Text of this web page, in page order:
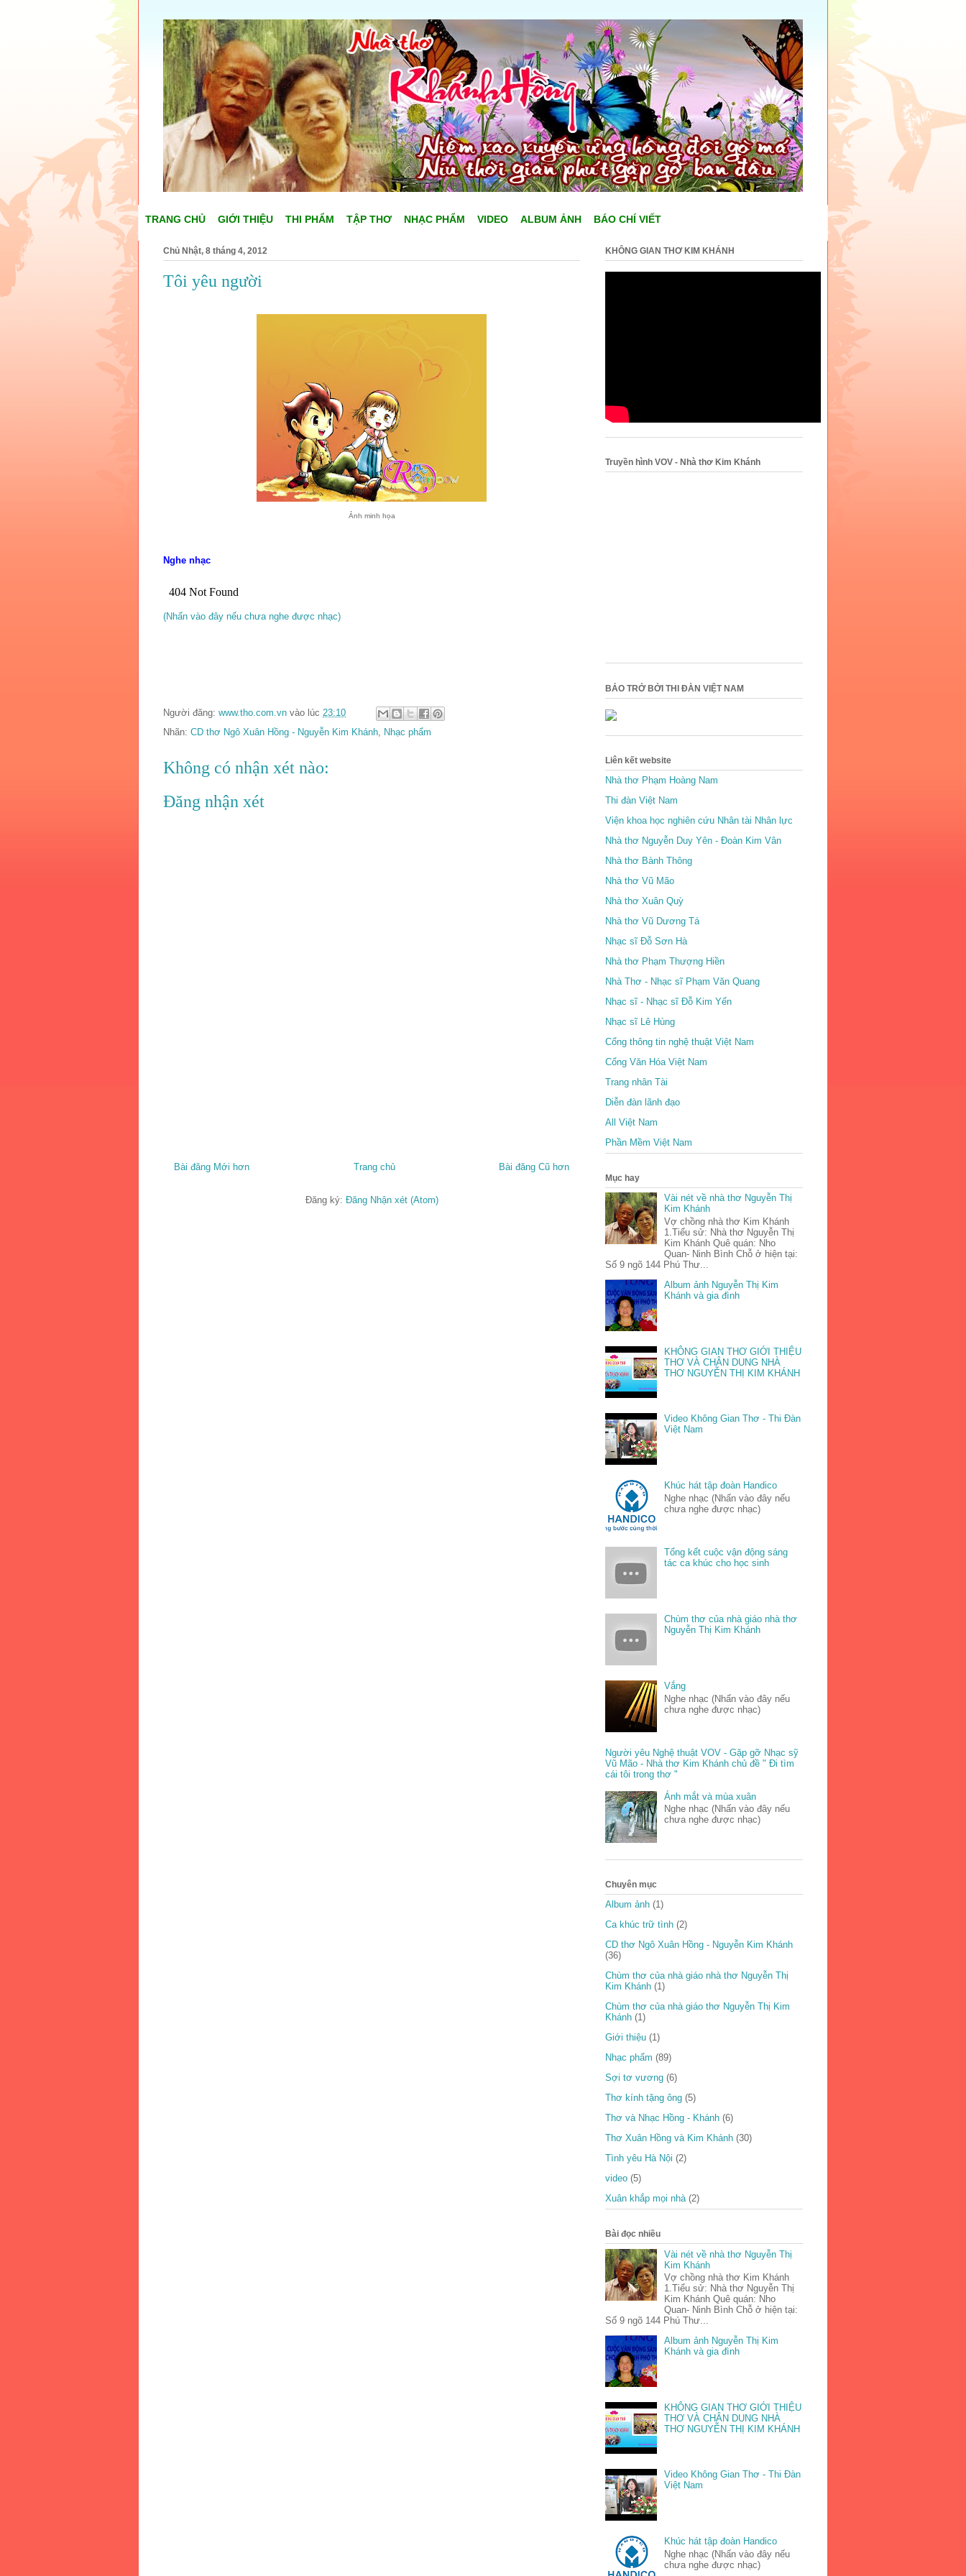
TRANG CHỦ GIỚI THIỆU THI PHẨM TẬP THƠ NHẠC PHẨM VIDEO ALBUM ẢNH BÁO CHÍ VIẾT
Chủ Nhật, 8 tháng 4, 2012
Tôi yêu người
Ảnh minh họa
Nghe nhạc
(Nhấn vào đây nếu chưa nghe được nhạc)
Người đăng: www.tho.com.vn vào lúc 23:10
Nhãn: CD thơ Ngô Xuân Hồng - Nguyễn Kim Khánh, Nhạc phẩm
Không có nhận xét nào:
Đăng nhận xét
Bài đăng Mới hơn Bài đăng Cũ hơn
Trang chủ
Đăng ký: Đăng Nhận xét (Atom)
KHÔNG GIAN THƠ KIM KHÁNH
Truyền hình VOV - Nhà thơ Kim Khánh
BẢO TRỞ BỞI THI ĐÀN VIỆT NAM
Liên kết website
Nhà thơ Phạm Hoàng Nam
Thi đàn Việt Nam
Viện khoa học nghiên cứu Nhân tài Nhân lực
Nhà thơ Nguyễn Duy Yên - Đoàn Kim Vân
Nhà thơ Bành Thông
Nhà thơ Vũ Mão
Nhà thơ Xuân Quỳ
Nhà thơ Vũ Dương Tá
Nhạc sĩ Đỗ Sơn Hà
Nhà thơ Phạm Thượng Hiền
Nhà Thơ - Nhạc sĩ Phạm Văn Quang
Nhạc sĩ - Nhạc sĩ Đỗ Kim Yến
Nhạc sĩ Lê Hùng
Cổng thông tin nghệ thuật Việt Nam
Cổng Văn Hóa Việt Nam
Trang nhân Tài
Diễn đàn lãnh đạo
All Việt Nam
Phần Mềm Việt Nam
Mục hay
Vài nét về nhà thơ Nguyễn Thị
Kim Khánh
Vợ chồng nhà thơ Kim Khánh
1.Tiểu sử: Nhà thơ Nguyễn Thị
Kim Khánh Quê quán: Nho
Quan- Ninh Bình Chỗ ở hiện tại:
Số 9 ngõ 144 Phú Thư...
Album ảnh Nguyễn Thị Kim
Khánh và gia đình
KHÔNG GIAN THƠ GIỚI THIỆU
THƠ VÀ CHÂN DUNG NHÀ
THƠ NGUYỄN THỊ KIM KHÁNH
Video Không Gian Thơ - Thi Đàn
Việt Nam
Khúc hát tập đoàn Handico
Nghe nhạc (Nhấn vào đây nếu
chưa nghe được nhạc)
Tổng kết cuộc vận động sáng
tác ca khúc cho học sinh
Chùm thơ của nhà giáo nhà thơ
Nguyễn Thị Kim Khánh
Vắng
Nghe nhạc (Nhấn vào đây nếu
chưa nghe được nhạc)
Người yêu Nghệ thuật VOV - Gặp gỡ Nhạc sỹ
Vũ Mão - Nhà thơ Kim Khánh chủ đề " Đi tìm
cái tôi trong thơ "
Ánh mắt và mùa xuân
Nghe nhạc (Nhấn vào đây nếu
chưa nghe được nhạc)
Chuyên mục
Album ảnh (1)
Ca khúc trữ tình (2)
CD thơ Ngô Xuân Hồng - Nguyễn Kim Khánh
(36)
Chùm thơ của nhà giáo nhà thơ Nguyễn Thị
Kim Khánh (1)
Chùm thơ của nhà giáo thơ Nguyễn Thị Kim
Khánh (1)
Giới thiệu (1)
Nhạc phẩm (89)
Sợi tơ vương (6)
Thơ kính tặng ông (5)
Thơ và Nhạc Hồng - Khánh (6)
Thơ Xuân Hồng và Kim Khánh (30)
Tình yêu Hà Nội (2)
video (5)
Xuân khắp mọi nhà (2)
Bài đọc nhiều
Vài nét về nhà thơ Nguyễn Thị
Kim Khánh
Vợ chồng nhà thơ Kim Khánh
1.Tiểu sử: Nhà thơ Nguyễn Thị
Kim Khánh Quê quán: Nho
Quan- Ninh Bình Chỗ ở hiện tại:
Số 9 ngõ 144 Phú Thư...
Album ảnh Nguyễn Thị Kim
Khánh và gia đình
KHÔNG GIAN THƠ GIỚI THIỆU
THƠ VÀ CHÂN DUNG NHÀ
THƠ NGUYỄN THỊ KIM KHÁNH
Video Không Gian Thơ - Thi Đàn
Việt Nam
Khúc hát tập đoàn Handico
Nghe nhạc (Nhấn vào đây nếu
chưa nghe được nhạc)